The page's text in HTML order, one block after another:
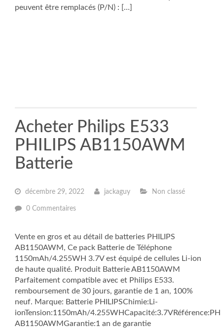
peuvent être remplacés (P/N) : […]
Acheter Philips E533
PHILIPS AB1150AWM
Batterie
décembre 29, 2022 jackaguy Non classé
0 Commentaires
Vente en gros et au détail de batteries PHILIPS
AB1150AWM, Ce pack Batterie de Téléphone
1150mAh/4.255WH 3.7V est équipé de cellules Li-ion
de haute qualité. Produit Batterie AB1150AWM
Parfaitement compatible avec et Philips E533.
remboursement de 30 jours, garantie de 1 an, 100%
neuf. Marque: Batterie PHILIPSChimie:Li-
ionTension:1150mAh/
AB1150AWMGarantie:1 an de garantie